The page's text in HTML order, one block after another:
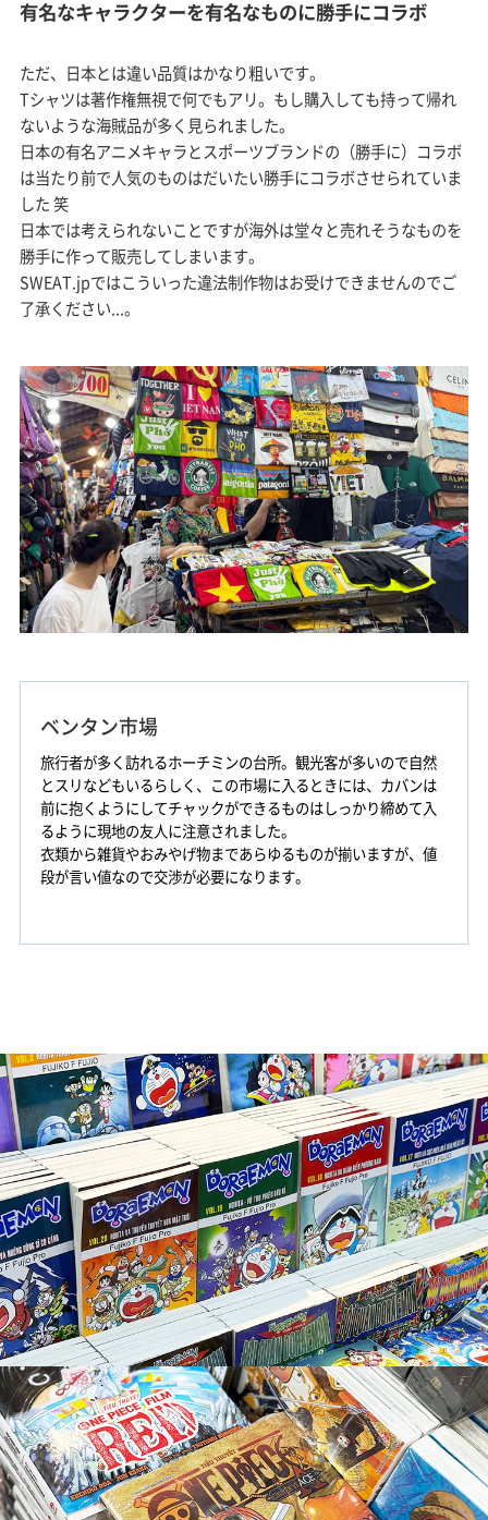
有名なキャラクターを有名なものに勝手にコラボ
ただ、日本とは違い品質はかなり粗いです。
Tシャツは著作権無視で何でもアリ。もし購入しても持って帰れ
ないような海賊品が多く見られました。
日本の有名アニメキャラとスポーツブランドの（勝手に）コラボ
は当たり前で人気のものはだいたい勝手にコラボさせられていま
した 笑
日本では考えられないことですが海外は堂々と売れそうなものを
勝手に作って販売してしまいます。
SWEAT.jpではこういった違法制作物はお受けできませんのでご
了承ください...。
ベンタン市場
旅行者が多く訪れるホーチミンの台所。観光客が多いので自然
とスリなどもいるらしく、この市場に入るときには、カバンは
前に抱くようにしてチャックができるものはしっかり締めて入
るように現地の友人に注意されました。
衣類から雑貨やおみやげ物まであらゆるものが揃いますが、値
段が言い値なので交渉が必要になります。